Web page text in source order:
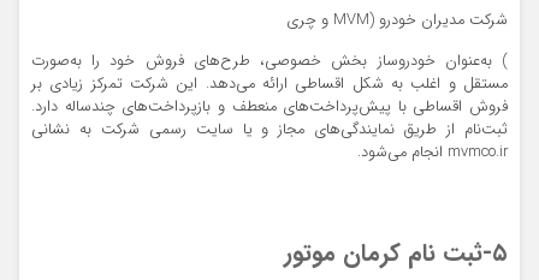
شرکت مدیران خودرو (MVM و چری
) به‌عنوان خودروساز بخش خصوصی، طرح‌های فروش خود را به‌صورت
مستقل و اغلب به شکل اقساطی ارائه می‌دهد. این شرکت تمرکز زیادی بر
فروش اقساطی با پیش‌پرداخت‌های منعطف و بازپرداخت‌های چندساله دارد.
ثبت‌نام از طریق نمایندگی‌های مجاز و یا سایت رسمی شرکت به نشانی
mvmco.ir انجام می‌شود.
۵-ثبت نام کرمان موتور